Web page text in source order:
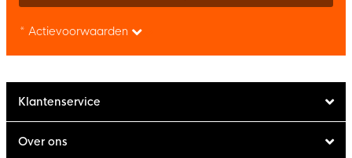
* Actievoorwaarden
Klantenservice
Over ons